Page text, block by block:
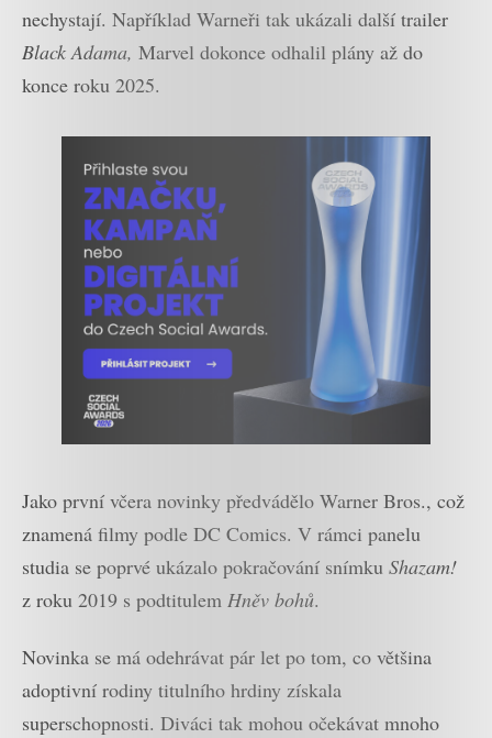
nechystají. Například Warneři tak ukázali další trailer
Black Adama, Marvel dokonce odhalil plány až do
konce roku 2025.
Jako první včera novinky předvádělo Warner Bros., což
znamená filmy podle DC Comics. V rámci panelu
studia se poprvé ukázalo pokračování snímku Shazam!
z roku 2019 s podtitulem Hněv bohů.
Novinka se má odehrávat pár let po tom, co většina
adoptivní rodiny titulního hrdiny získala
superschopnosti. Diváci tak mohou očekávat mnoho